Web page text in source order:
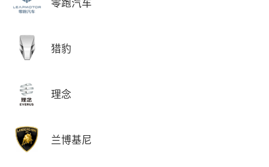
猎豹
理念
兰博基尼